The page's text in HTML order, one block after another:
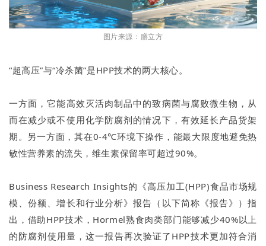
图片来源：膳立方
“超高压”与“冷杀菌”是HPP技术的两大核心。
一方面，它能高效灭活肉制品中的致病菌与腐败微生物，从
而在减少或不使用化学防腐剂的情况下，有效延长产品货架
期。另一方面，其在0-4℃环境下操作，能最大限度地避免热
敏性营养素的流失，维生素保留率可超过90%。
Business Research Insights的《高压加工(HPP)食品市场规
模、份额、增长和行业分析》报告（以下简称《报告》）指
出，借助HPP技术，Hormel熟食肉类部门能够减少40%以上
的防腐剂使用量，这一报告再次验证了HPP技术更加符合消